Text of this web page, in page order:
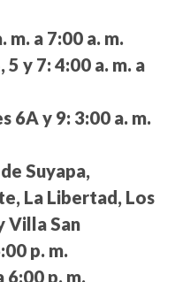
m. a 7:00 a. m.
5 y 7: 4:00 a. m. a
6A y 9: 3:00 a. m.
Suyapa,
La Libertad, Los
Villa San
p. m.
6:00 p. m.